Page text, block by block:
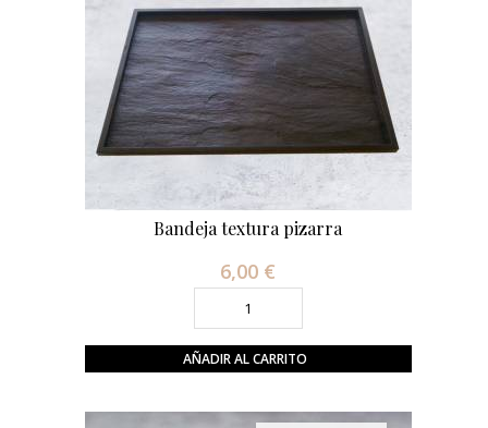
Bandeja textura pizarra
6,00 €
AÑADIR AL CARRITO